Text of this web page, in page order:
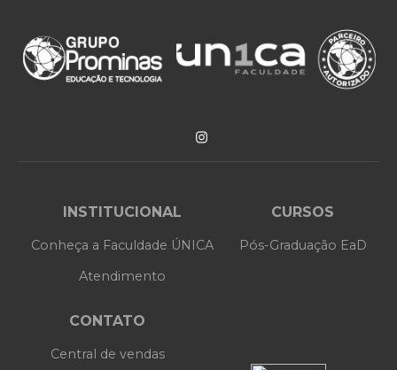
INSTITUCIONAL
Conheça a Faculdade ÚNICA
Atendimento
CURSOS
Pós-Graduação EaD
CONTATO
Central de vendas